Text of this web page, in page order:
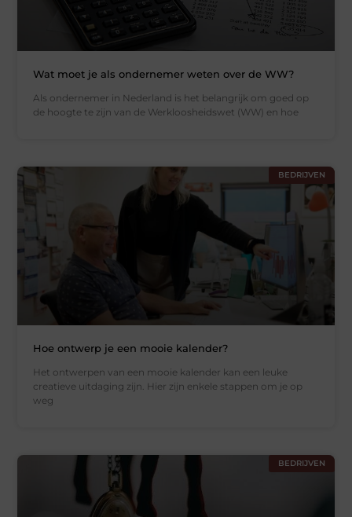
Wat moet je als ondernemer weten over de WW?
Als ondernemer in Nederland is het belangrijk om goed op
de hoogte te zijn van de Werkloosheidswet (WW) en hoe
BEDRIJVEN
Hoe ontwerp je een mooie kalender?
Het ontwerpen van een mooie kalender kan een leuke
creatieve uitdaging zijn. Hier zijn enkele stappen om je op
weg
BEDRIJVEN